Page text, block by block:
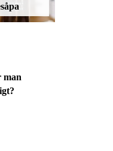
man